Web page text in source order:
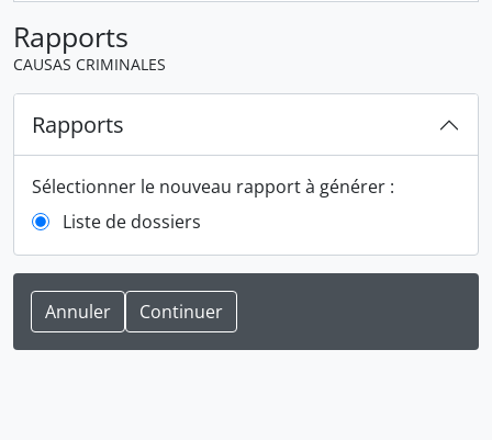
Rapports
CAUSAS CRIMINALES
Rapports
Sélectionner le nouveau rapport à générer :
Liste de dossiers
Annuler